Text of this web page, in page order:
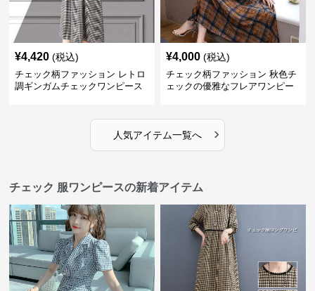
¥4,420 (税込)
チェック柄ファッション レトロ
調ギンガムチェックワンピース
¥4,000 (税込)
チェック柄ファッション 秋色チ
ェックの優雅なフレアワンピー
人気アイテム一覧へ ›
チェック 服ワンピースの新着アイテム